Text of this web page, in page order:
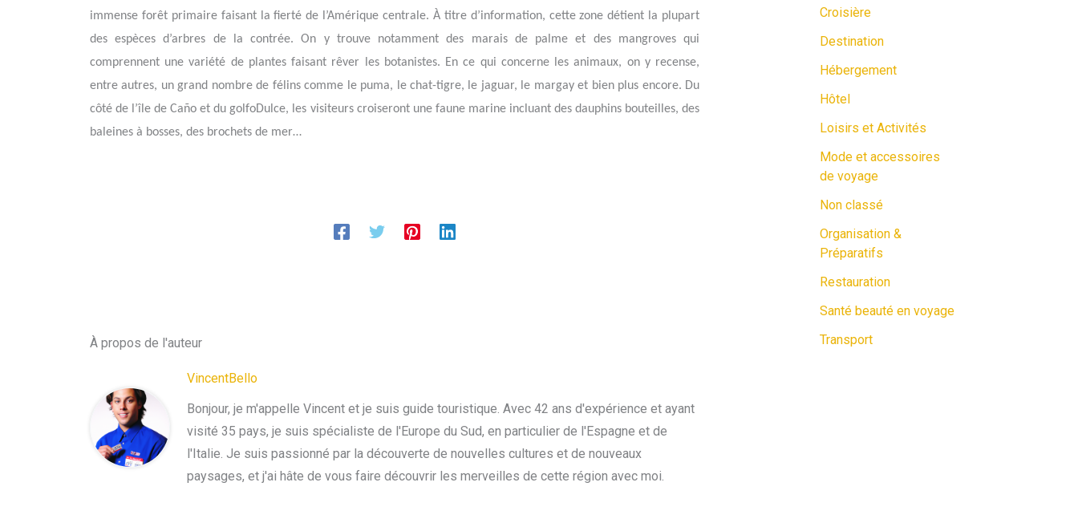
immense forêt primaire faisant la fierté de l’Amérique centrale. À titre d’information, cette zone détient la plupart
des espèces d’arbres de la contrée. On y trouve notamment des marais de palme et des mangroves qui
comprennent une variété de plantes faisant rêver les botanistes. En ce qui concerne les animaux, on y recense,
entre autres, un grand nombre de félins comme le puma, le chat-tigre, le jaguar, le margay et bien plus encore. Du
côté de l’île de Caño et du golfoDulce, les visiteurs croiseront une faune marine incluant des dauphins bouteilles, des
baleines à bosses, des brochets de mer…
À propos de l'auteur
VincentBello
Bonjour, je m'appelle Vincent et je suis guide touristique. Avec 42 ans d'expérience et ayant
visité 35 pays, je suis spécialiste de l'Europe du Sud, en particulier de l'Espagne et de
l'Italie. Je suis passionné par la découverte de nouvelles cultures et de nouveaux
paysages, et j'ai hâte de vous faire découvrir les merveilles de cette région avec moi.
Croisière
Destination
Hébergement
Hôtel
Loisirs et Activités
Mode et accessoires
de voyage
Non classé
Organisation &
Préparatifs
Restauration
Santé beauté en voyage
Transport